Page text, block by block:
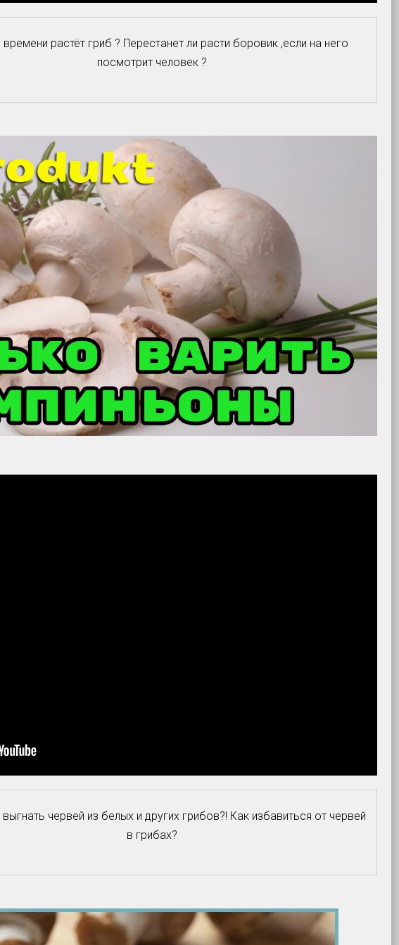
растёт гриб ? Перестанет ли расти боровик ,если на него
посмотрит человек ?
червей из белых и других грибов?! Как избавиться от червей
в грибах?